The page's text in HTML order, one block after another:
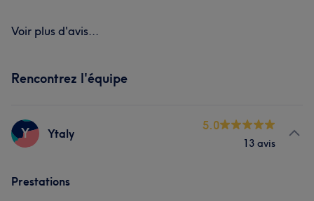
Voir plus d'avis...
Rencontrez l'équipe
Y Ytaly
5.0
13 avis
Prestations